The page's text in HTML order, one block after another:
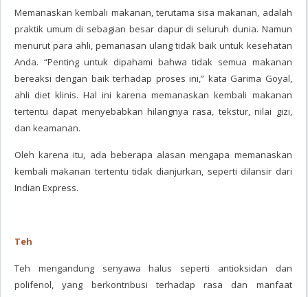
Memanaskan kembali makanan, terutama sisa makanan, adalah
praktik umum di sebagian besar dapur di seluruh dunia. Namun
menurut para ahli, pemanasan ulang tidak baik untuk kesehatan
Anda. “Penting untuk dipahami bahwa tidak semua makanan
bereaksi dengan baik terhadap proses ini,” kata Garima Goyal,
ahli diet klinis. Hal ini karena memanaskan kembali makanan
tertentu dapat menyebabkan hilangnya rasa, tekstur, nilai gizi,
dan keamanan.
Oleh karena itu, ada beberapa alasan mengapa memanaskan
kembali makanan tertentu tidak dianjurkan, seperti dilansir dari
Indian Express.
Teh
Teh mengandung senyawa halus seperti antioksidan dan
polifenol, yang berkontribusi terhadap rasa dan manfaat